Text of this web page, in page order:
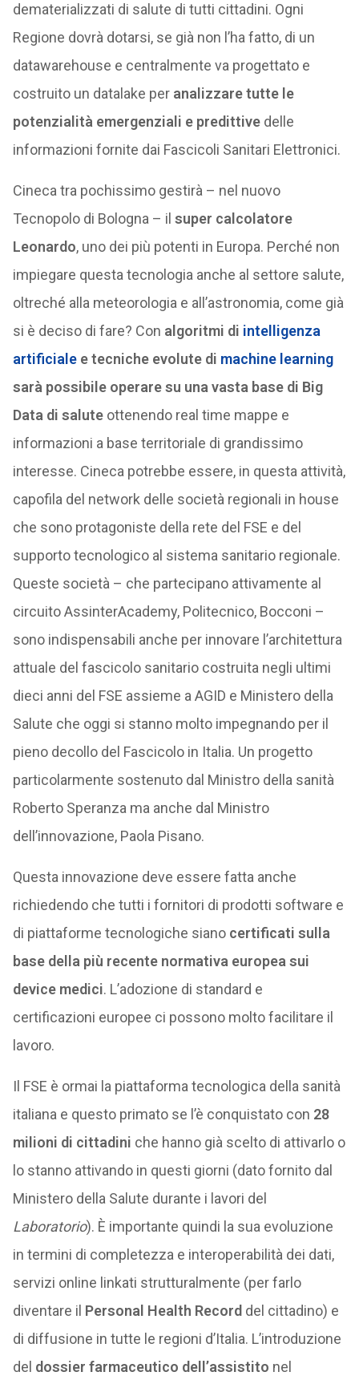
dematerializzati di salute di tutti cittadini. Ogni
Regione dovrà dotarsi, se già non l’ha fatto, di un
datawarehouse e centralmente va progettato e
costruito un datalake per analizzare tutte le
potenzialità emergenziali e predittivedelle
informazioni fornite dai Fascicoli Sanitari Elettronici.
Cineca tra pochissimo gestirà – nel nuovo
Tecnopolo di Bologna – il super calcolatore
Leonardo, uno dei più potenti in Europa. Perché non
impiegare questa tecnologia anche al settore salute,
oltreché alla meteorologia e all’astronomia, come già
si è deciso di fare? Con algoritmi di intelligenza
artificialee tecniche evolute di machine learning
sarà possibile operare su una vasta base di Big
Data di salute ottenendo real time mappe e
informazioni a base territoriale di grandissimo
interesse. Cineca potrebbe essere, in questa attività,
capofila del network delle società regionali in house
che sono protagoniste della rete del FSE e del
supporto tecnologico al sistema sanitario regionale.
Queste società – che partecipano attivamente al
circuito AssinterAcademy, Politecnico, Bocconi –
sono indispensabili anche per innovare l’architettura
attuale del fascicolo sanitario costruita negli ultimi
dieci anni del FSE assieme a AGID e Ministero della
Salute che oggi si stanno molto impegnando per il
pieno decollo del Fascicolo in Italia. Un progetto
particolarmente sostenuto dal Ministro della sanità
Roberto Speranza ma anche dal Ministro
dell’innovazione, Paola Pisano.
Questa innovazione deve essere fatta anche
richiedendo che tutti i fornitori di prodotti software e
di piattaforme tecnologiche siano certificati sulla
base della più recente normativa europea sui
device medici. L’adozione di standard e
certificazioni europee ci possono molto facilitare il
lavoro.
Il FSE è ormai la piattaforma tecnologica della sanità
italiana e questo primato se l’è conquistato con 28
milioni di cittadini che hanno già scelto di attivarlo o
lo stanno attivando in questi giorni (dato fornito dal
Ministero della Salute durante i lavori del
Laboratorio). È importante quindi la sua evoluzione
in termini di completezza e interoperabilità dei dati,
servizi online linkati strutturalmente (per farlo
diventare il Personal Health Record del cittadino) e
di diffusione in tutte le regioni d’Italia. L’introduzione
del dossier farmaceutico dell’assistito nel